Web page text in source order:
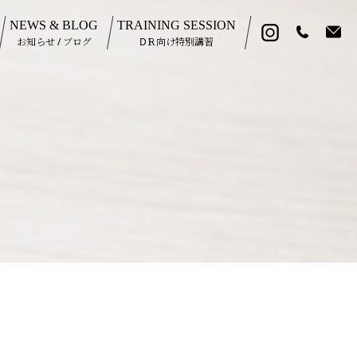
NEWS & BLOG
お知らせ / ブログ
TRAINING SESSION
DＲ向け特別講習